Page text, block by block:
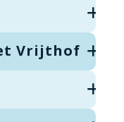
Vrijthof